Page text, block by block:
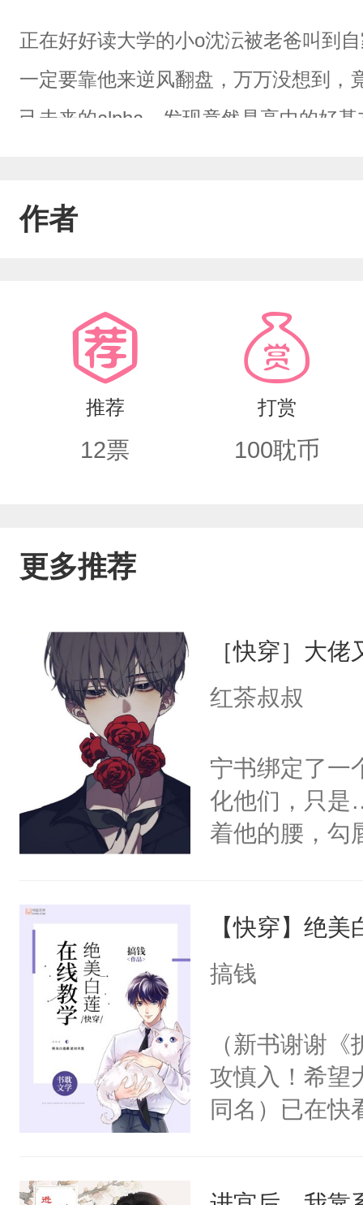
正在好好读大学的小o沈沄被老爸叫到
一定要靠他来逆风翻盘，万万没想到，
己未来的alpha，发现竟然是高中的好
洁！纯洁的结个婚领个证……纯洁的
久别重逢，竟然是直接去结婚！
作者
推荐
12票
打赏
100耽币
更多推荐
［快穿］大
红茶叔叔
宁书绑定了一
化他们，只是
着他的腰，勾
来，给老公
用力——为你
【快穿】绝
搞钱
（新书谢谢
攻慎入！希望
同名）已在快